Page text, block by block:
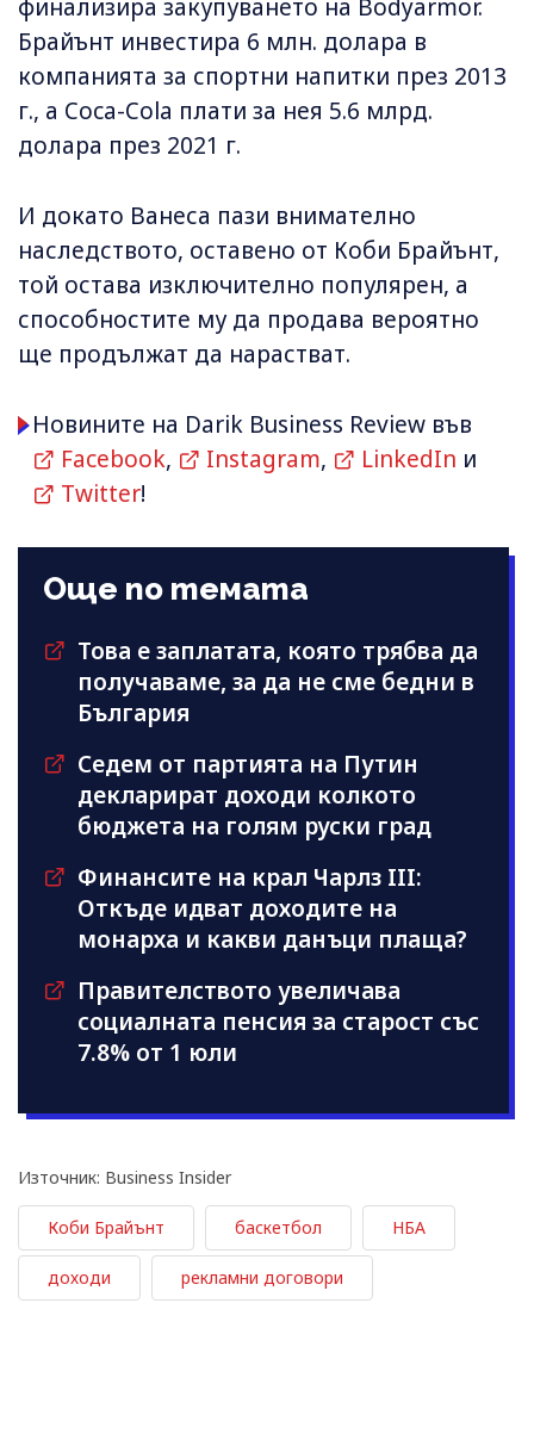
финализира закупуването на Bodyаrmor.
Брайънт инвестира 6 млн. долара в
компанията за спортни напитки през 2013
г., а Coca-Cola плати за нея 5.6 млрд.
долара през 2021 г.
И докато Ванеса пази внимателно
наследството, оставено от Коби Брайънт,
той остава изключително популярен, а
способностите му да продава вероятно
ще продължат да нарастват.
Новините на Darik Business Review във
Facebook, Instagram, LinkedIn и
Twitter!
Още по темата
Това е заплатата, която трябва да
получаваме, за да не сме бедни в
България
Седем от партията на Путин
декларират доходи колкото
бюджета на голям руски град
Финансите на крал Чарлз III:
Откъде идват доходите на
монарха и какви данъци плаща?
Правителството увеличава
социалната пенсия за старост със
7.8% от 1 юли
Източник: Business Insider
Коби Брайънт баскетбол НБА
доходи рекламни договори